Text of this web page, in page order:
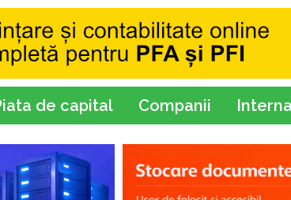
de capital Companii